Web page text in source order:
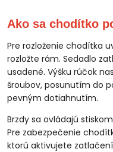
Ako sa chodítko
Pre rozloženie chodítka
rozložte rám. Sedadlo
usadené. Výšku rúčok
šroubov, posunutím do
pevným dotiahnutím.
Brzdy sa ovládajú
Pre zabezpečenie
ktorú aktivujete